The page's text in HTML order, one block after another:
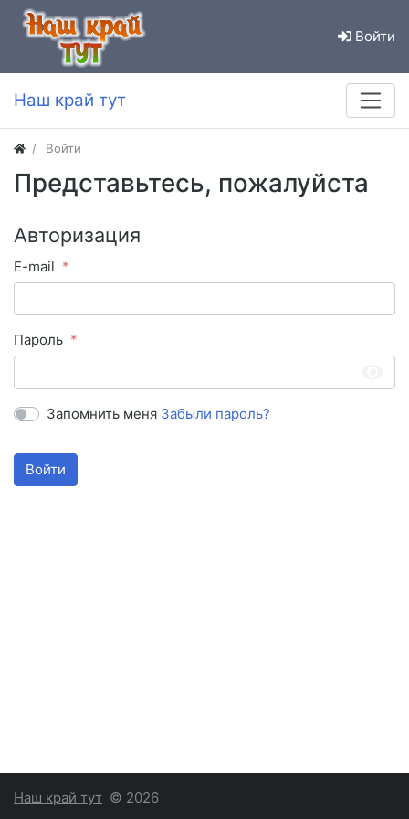
Войти
Наш край тут
Войти
Представьтесь, пожалуйста
Авторизация
E-mail
Пароль
Запомнить меня Забыли пароль?
Войти
Наш край тут © 2026